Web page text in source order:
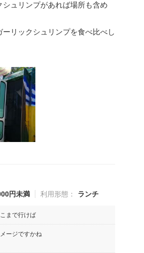
ュリンプがあれば場所も含め
リックシュリンプを食べ比べし
円未満 利用形態： ランチ
まで行けば
ージですかね